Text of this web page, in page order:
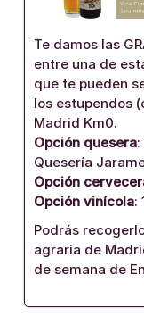
Te damos las
entre una de
que te pueden
los estupendos
Madrid Km0.
Opción quesera
Quesería
Opción
Opción vinícola:
Podrás
agraria de
de semana de